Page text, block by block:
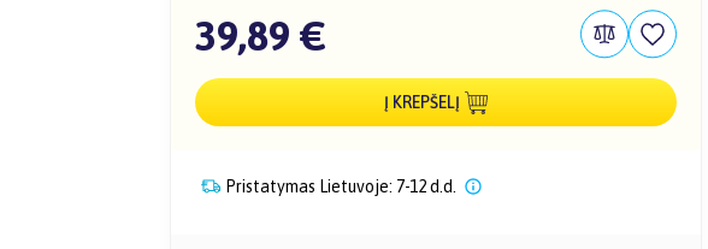
39,89 €
Į KREPŠELĮ
Pristatymas Lietuvoje: 7-12 d.d.